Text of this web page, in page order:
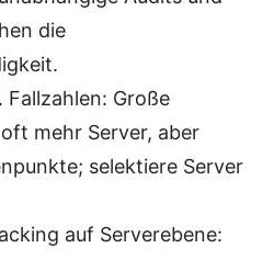
die
Große
mehr Server, aber
selektiere Server
auf Serverebene: